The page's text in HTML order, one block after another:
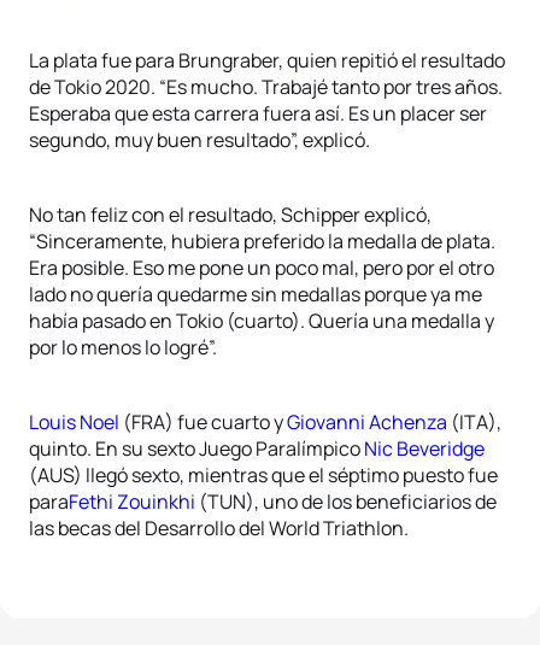
La plata fue para Brungraber, quien repitió el resultado
de Tokio 2020. “Es mucho. Trabajé tanto por tres años.
Esperaba que esta carrera fuera así. Es un placer ser
segundo, muy buen resultado”, explicó.
No tan feliz con el resultado, Schipper explicó,
“Sinceramente, hubiera preferido la medalla de plata.
Era posible. Eso me pone un poco mal, pero por el otro
lado no quería quedarme sin medallas porque ya me
había pasado en Tokio (cuarto). Quería una medalla y
por lo menos lo logré”.
Louis Noel (FRA) fue cuarto yGiovanni Achenza (ITA),
quinto. En su sexto Juego ParalímpicoNic Beveridge
(AUS) llegó sexto, mientras que el séptimo puesto fue
paraFethi Zouinkhi (TUN), uno de los beneficiarios de
las becas del Desarrollo del World Triathlon.